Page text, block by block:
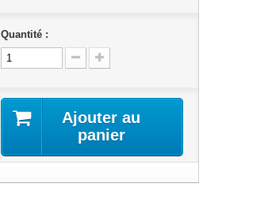
Quantité :
Ajouter au
panier